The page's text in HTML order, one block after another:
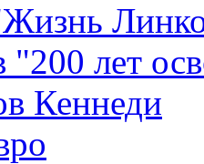
"200 лет
Кеннеди